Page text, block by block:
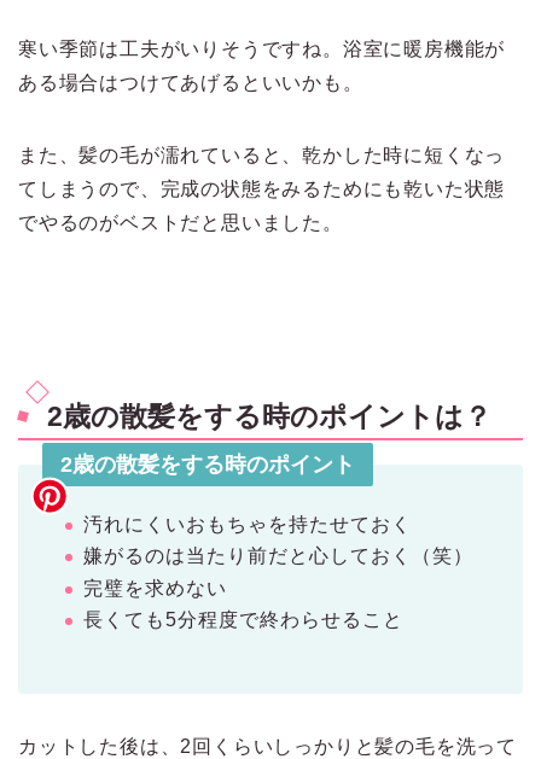
寒い季節は工夫がいりそうですね。浴室に暖房機能が
ある場合はつけてあげるといいかも。
また、髪の毛が濡れていると、乾かした時に短くなっ
てしまうので、完成の状態をみるためにも乾いた状態
でやるのがベストだと思いました。
2歳の散髪をする時のポイントは？
2歳の散髪をする時のポイント
汚れにくいおもちゃを持たせておく
嫌がるのは当たり前だと心しておく（笑）
完璧を求めない
長くても5分程度で終わらせること
カットした後は、2回くらいしっかりと髪の毛を洗って